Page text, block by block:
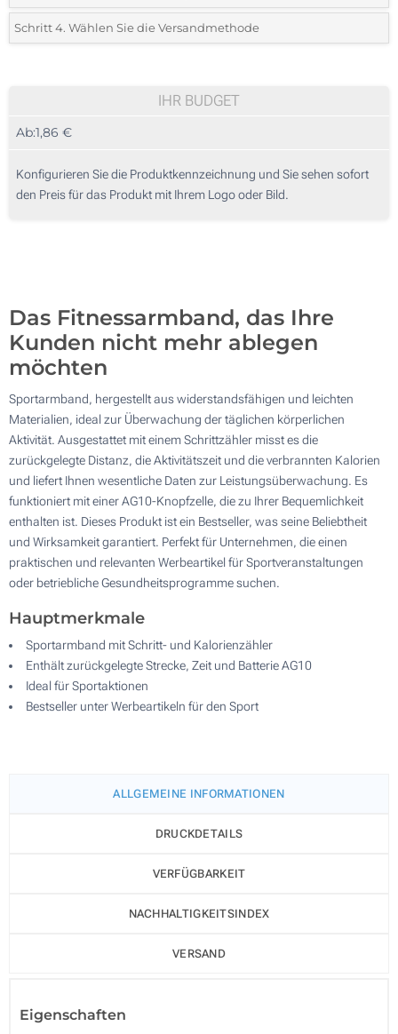
1 Farbig (Neben dem Display)
*Bitte wählen Sie Ihre gewünschte Menge
50
125
250
Schritt 4. Wählen Sie die Versandmethode
IHR BUDGET
Ab:1,86 €
Konfigurieren Sie die Produktkennzeichnung und Sie sehen sofort
den Preis für das Produkt mit Ihrem Logo oder Bild.
Das Fitnessarmband, das Ihre
Kunden nicht mehr ablegen
möchten
Sportarmband, hergestellt aus widerstandsfähigen und leichten
Materialien, ideal zur Überwachung der täglichen körperlichen
Aktivität. Ausgestattet mit einem Schrittzähler misst es die
zurückgelegte Distanz, die Aktivitätszeit und die verbrannten Kalorien
und liefert Ihnen wesentliche Daten zur Leistungsüberwachung. Es
funktioniert mit einer AG10-Knopfzelle, die zu Ihrer Bequemlichkeit
enthalten ist. Dieses Produkt ist ein Bestseller, was seine Beliebtheit
und Wirksamkeit garantiert. Perfekt für Unternehmen, die einen
praktischen und relevanten Werbeartikel für Sportveranstaltungen
oder betriebliche Gesundheitsprogramme suchen.
Hauptmerkmale
Sportarmband mit Schritt- und Kalorienzähler
Enthält zurückgelegte Strecke, Zeit und Batterie AG10
Ideal für Sportaktionen
Bestseller unter Werbeartikeln für den Sport
ALLGEMEINE INFORMATIONEN
DRUCKDETAILS
VERFÜGBARKEIT
NACHHALTIGKEITSINDEX
VERSAND
Eigenschaften